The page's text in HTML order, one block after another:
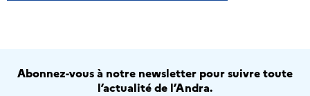
Abonnez-vous à notre newsletter pour suivre toute
l’actualité de l’Andra.